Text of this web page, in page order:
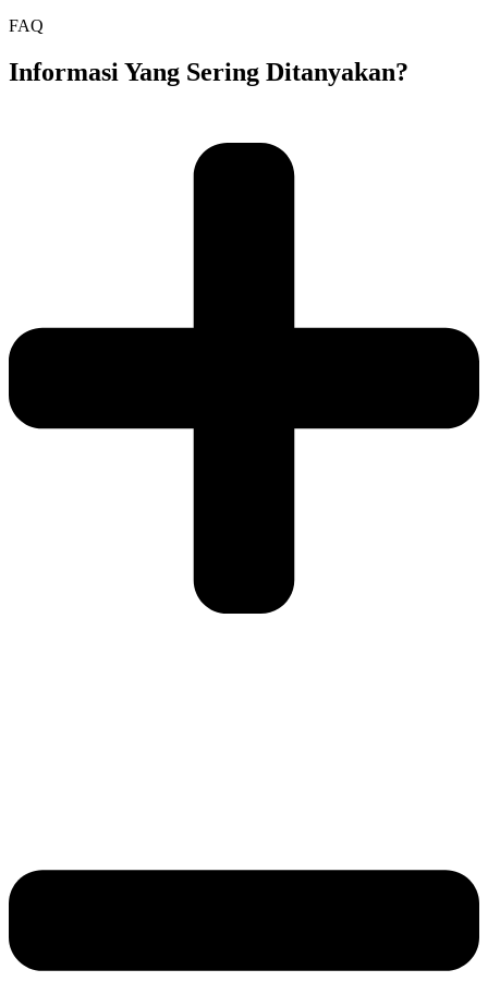
FAQ
Informasi Yang Sering Ditanyakan?